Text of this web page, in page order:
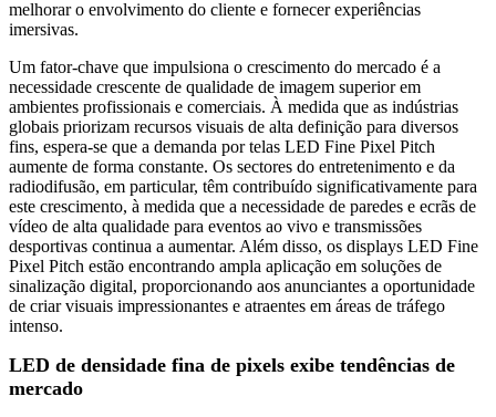
melhorar o envolvimento do cliente e fornecer experiências
imersivas.
Um fator-chave que impulsiona o crescimento do mercado é a
necessidade crescente de qualidade de imagem superior em
ambientes profissionais e comerciais. À medida que as indústrias
globais priorizam recursos visuais de alta definição para diversos
fins, espera-se que a demanda por telas LED Fine Pixel Pitch
aumente de forma constante. Os sectores do entretenimento e da
radiodifusão, em particular, têm contribuído significativamente para
este crescimento, à medida que a necessidade de paredes e ecrãs de
vídeo de alta qualidade para eventos ao vivo e transmissões
desportivas continua a aumentar. Além disso, os displays LED Fine
Pixel Pitch estão encontrando ampla aplicação em soluções de
sinalização digital, proporcionando aos anunciantes a oportunidade
de criar visuais impressionantes e atraentes em áreas de tráfego
intenso.
LED de densidade fina de pixels exibe tendências de
mercado